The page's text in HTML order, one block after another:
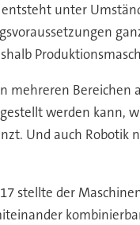
unter
mehreren
werden
Und auch
stellte der